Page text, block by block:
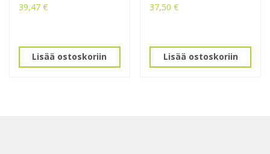
39,47 €
Lisää ostoskoriin
37,50€
Lisää ostoskoriin